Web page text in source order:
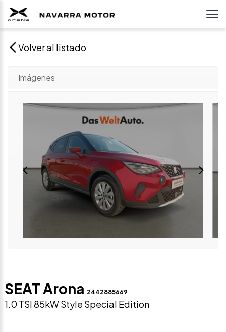
Volver al listado
Imágenes
SEAT Arona 2442885669
1.0 TSI 85kW Style Special Edition